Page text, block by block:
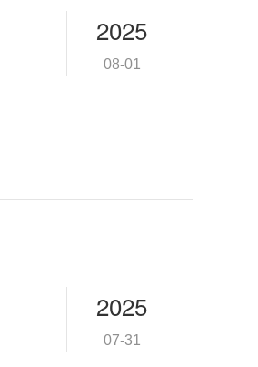
2025
08-01
2025
07-31